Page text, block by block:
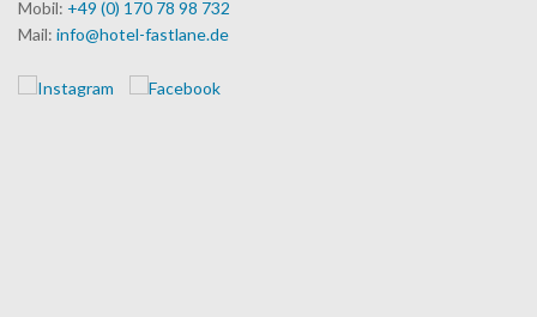
Mobil: +49 (0) 170 78 98 732
Mail: info@hotel-fastlane.de